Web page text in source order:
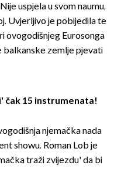
uspjela u svom naumu,
Uvjerljivo je pobijedila te
ovogodišnjeg Eurosonga
zemlje pjevati
čak 15 instrumenata!
njemačka nada
showu. Roman Lob je
traži zvijezdu' da bi